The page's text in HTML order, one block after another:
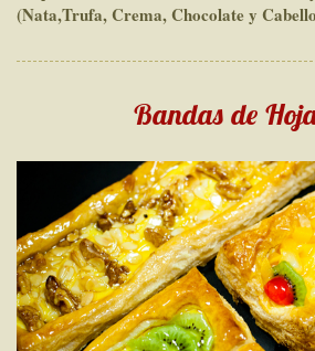
(Nata,Trufa, Crema, Chocolate y
Bandas de